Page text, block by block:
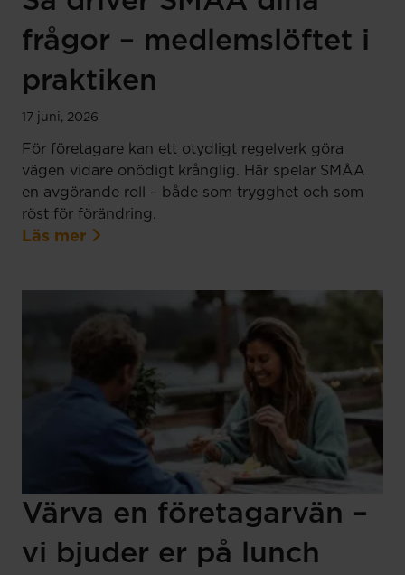
frågor – medlemslöftet i
praktiken
17 juni, 2026
För företagare kan ett otydligt regelverk göra
vägen vidare onödigt krånglig. Här spelar SMÅA
en avgörande roll – både som trygghet och som
röst för förändring.
Läs mer
Värva en företagarvän –
vi bjuder er på lunch